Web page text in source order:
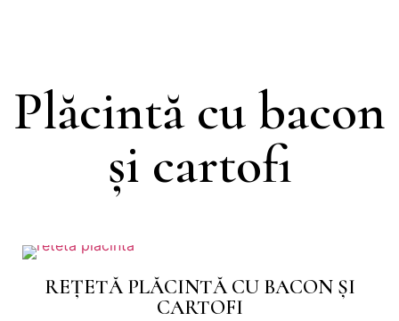
Plăcintă cu bacon
și cartofi
REȚETĂ PLĂCINTĂ CU BACON ȘI
CARTOFI